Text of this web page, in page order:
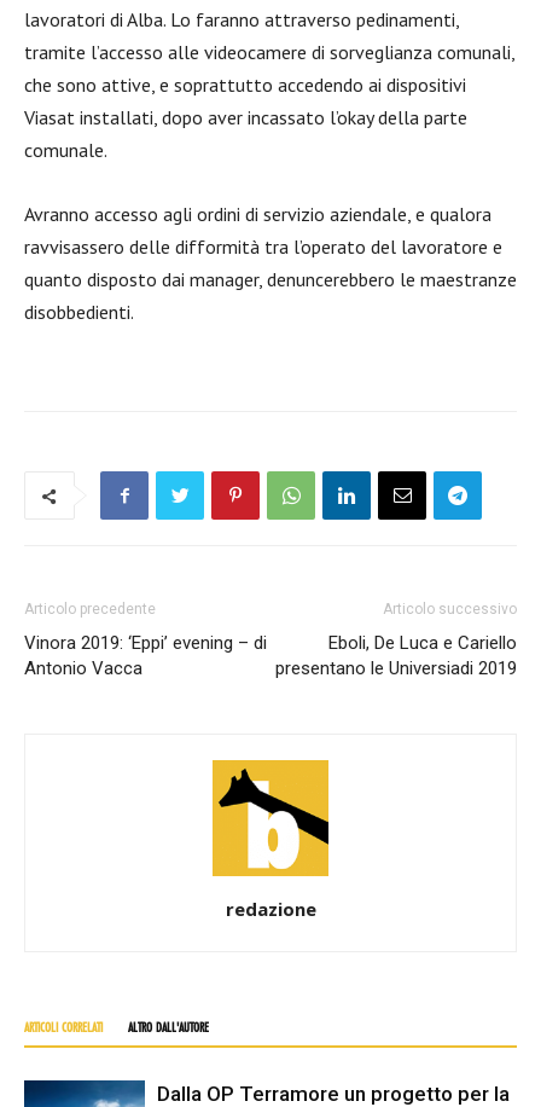
lavoratori di Alba. Lo faranno attraverso pedinamenti,
tramite l’accesso alle videocamere di sorveglianza comunali,
che sono attive, e soprattutto accedendo ai dispositivi
Viasat installati, dopo aver incassato l’okay della parte
comunale.
Avranno accesso agli ordini di servizio aziendale, e qualora
ravvisassero delle difformità tra l’operato del lavoratore e
quanto disposto dai manager, denuncerebbero le maestranze
disobbedienti.
Articolo precedente
Vinora 2019: ‘Eppi’ evening – di
Antonio Vacca
Articolo successivo
Eboli, De Luca e Cariello
presentano le Universiadi 2019
redazione
ARTICOLI CORRELATI ALTRO DALL'AUTORE
Dalla OP Terramore un progetto per la